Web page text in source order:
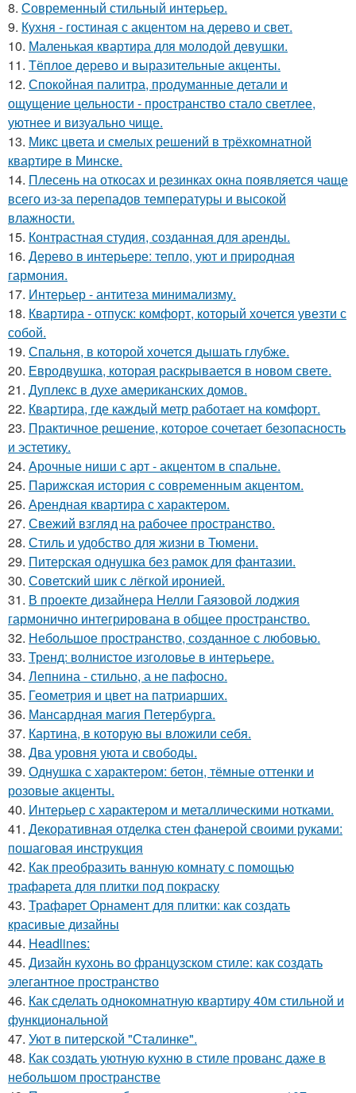
8. Современный стильный интерьер.
9. Кухня - гостиная с акцентом на дерево и свет.
10. Маленькая квартира для молодой девушки.
11. Тёплое дерево и выразительные акценты.
12. Спокойная палитра, продуманные детали и
ощущение цельности - пространство стало светлее,
уютнее и визуально чище.
13. Микс цвета и смелых решений в трёхкомнатной
квартире в Минске.
14. Плесень на откосах и резинках окна появляется чаще
всего из-за перепадов температуры и высокой
влажности.
15. Контрастная студия, созданная для аренды.
16. Дерево в интерьере: тепло, уют и природная
гармония.
17. Интерьер - антитеза минимализму.
18. Квартира - отпуск: комфорт, который хочется увезти с
собой.
19. Спальня, в которой хочется дышать глубже.
20. Евродвушка, которая раскрывается в новом свете.
21. Дуплекс в духе американских домов.
22. Квартира, где каждый метр работает на комфорт.
23. Практичное решение, которое сочетает безопасность
и эстетику.
24. Арочные ниши с арт - акцентом в спальне.
25. Парижская история с современным акцентом.
26. Арендная квартира с характером.
27. Свежий взгляд на рабочее пространство.
28. Стиль и удобство для жизни в Тюмени.
29. Питерская однушка без рамок для фантазии.
30. Советский шик с лёгкой иронией.
31. В проекте дизайнера Нелли Гаязовой лоджия
гармонично интегрирована в общее пространство.
32. Небольшое пространство, созданное с любовью.
33. Тренд: волнистое изголовье в интерьере.
34. Лепнина - стильно, а не пафосно.
35. Геометрия и цвет на патриарших.
36. Мансардная магия Петербурга.
37. Картина, в которую вы вложили себя.
38. Два уровня уюта и свободы.
39. Однушка с характером: бетон, тёмные оттенки и
розовые акценты.
40. Интерьер с характером и металлическими нотками.
41. Декоративная отделка стен фанерой своими руками:
пошаговая инструкция
42. Как преобразить ванную комнату с помощью
трафарета для плитки под покраску
43. Трафарет Орнамент для плитки: как создать
красивые дизайны
44. Headlines:
45. Дизайн кухонь во французском стиле: как создать
элегантное пространство
46. Как сделать однокомнатную квартиру 40м стильной и
функциональной
47. Уют в питерской "Сталинке".
48. Как создать уютную кухню в стиле прованс даже в
небольшом пространстве